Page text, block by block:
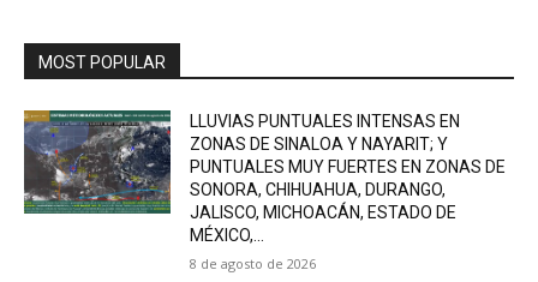
MOST POPULAR
LLUVIAS PUNTUALES INTENSAS EN
ZONAS DE SINALOA Y NAYARIT; Y
PUNTUALES MUY FUERTES EN ZONAS DE
SONORA, CHIHUAHUA, DURANGO,
JALISCO, MICHOACÁN, ESTADO DE
MÉXICO,...
8 de agosto de 2026